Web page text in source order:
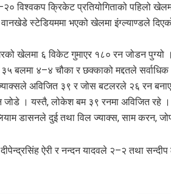
विश्वकप क्रिकेट प्रतियोगिताको पहिलो
वानखेडे स्टेडियममा भएको खेलमा इंग्ल्याण्डले
खेलमा ६ विकेट गुमाएर १८० रन जोडन पुग्यो ।
बलमा ४–४ चौका र छक्काको मद्दतले
अविजित ३९ र जोस बटलरले २६ रन बनाए
। यस्तै, लोकेश बम ३९ रनमा अविजित रहे ।
डासनले दुई तथा विल ज्याक्स, साम करन,
ऐरी र नन्दन यादवले २–२ तथा